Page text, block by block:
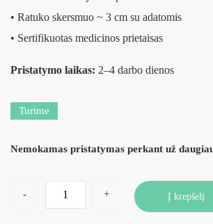
• Ratuko skersmuo ~ 3 cm su adatomis
• Sertifikuotas medicinos prietaisas
Pristatymo laikas: 2–4 darbo dienos
Turime
Nemokamas pristatymas perkant už
- + Į krepšelį